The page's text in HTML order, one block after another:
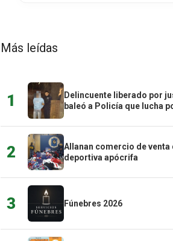
Más leídas
1
Delincuente liberado por
baleó a Policía que lucha
2
Allanan comercio de
deportiva apócrifa
3 Fúnebres 2026